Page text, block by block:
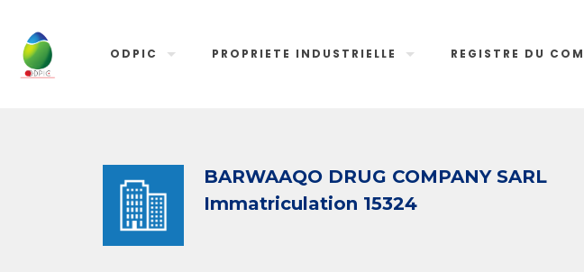
ODPIC PROPRIETE INDUSTRIELLE REGISTRE DU
BARWAAQO DRUG COMPANY SARL
Immatriculation 15324